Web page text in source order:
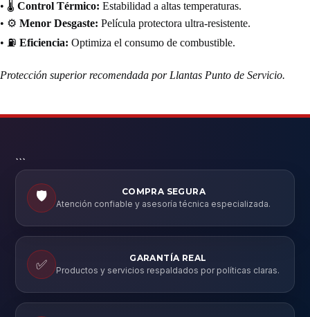
• 🌡️ Control Térmico: Estabilidad a altas temperaturas.
• ⚙️ Menor Desgaste: Película protectora ultra-resistente.
• ⛽ Eficiencia: Optimiza el consumo de combustible.
Protección superior recomendada por Llantas Punto de Servicio.
```
🛡️
COMPRA SEGURA
Atención confiable y asesoría técnica especializada.
✅
GARANTÍA REAL
Productos y servicios respaldados por políticas claras.